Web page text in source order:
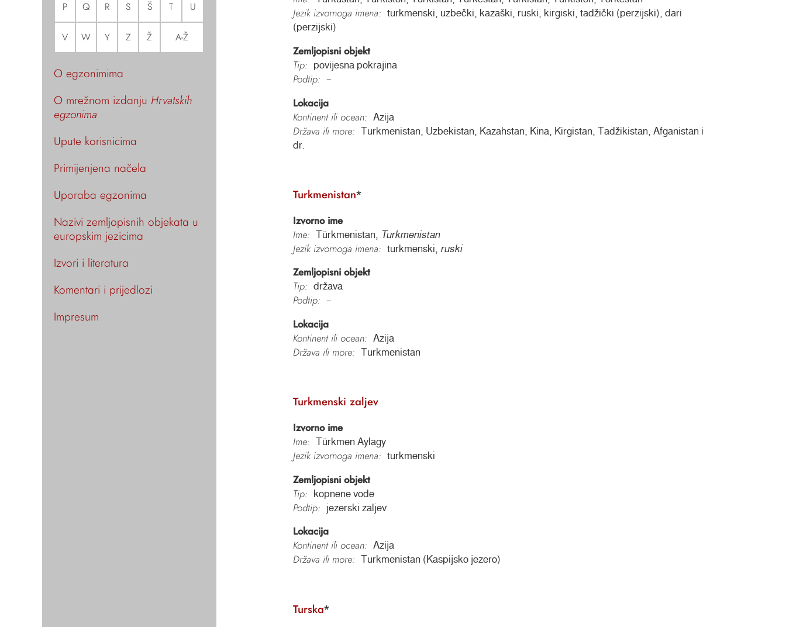
P Q R S Š T U
V W Y Z Ž A-Ž
O egzonimima
O mrežnom izdanju Hrvatskih
egzonima
Upute korisnicima
Primijenjena načela
Uporaba egzonima
Nazivi zemljopisnih objekata u
europskim jezicima
Izvori i literatura
Komentari i prijedlozi
Impresum
Jezik izvornoga imena:
turkmenski, uzbečki, kazaški, ruski, kirgiski, tadžički (perzijski), dari
(perzijski)
Zemljopisni objekt
Tip:
povijesna pokrajina
Podtip: –
Lokacija
Kontinent ili ocean:
Azija
Država ili more:
Turkmenistan, Uzbekistan, Kazahstan, Kina, Kirgistan, Tadžikistan, Afganistan i
dr.
Turkmenistan*
Izvorno ime
Ime:
Türkmenistan, Turkmenistan
Jezik izvornoga imena: turkmenski, ruski
Zemljopisni objekt
Tip:
država
Podtip: –
Lokacija
Kontinent ili ocean:
Azija
Država ili more: Turkmenistan
Turkmenski zaljev
Izvorno ime
Ime:
Türkmen Aylagy
Jezik izvornoga imena: turkmenski
Zemljopisni objekt
Tip:
kopnene vode
Podtip: jezerski zaljev
Lokacija
Kontinent ili ocean:
Azija
Država ili more: Turkmenistan (Kaspijsko jezero)
Turska*